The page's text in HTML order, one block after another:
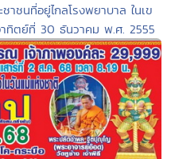
ชนที่อยู่ไกลโรงพยาบาล ในเข
ทิตย์ที่ 30 ธันวาคม พ.ศ. 2555